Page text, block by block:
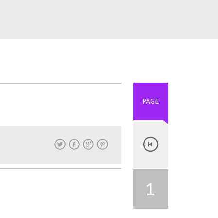
PAGE
1